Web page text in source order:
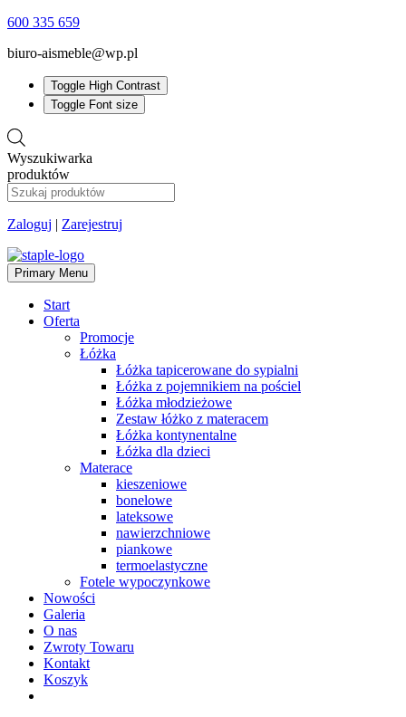
600 335 659
biuro-aismeble@wp.pl
Toggle High Contrast
Toggle Font size
Wyszukiwarka
produktów
Zaloguj | Zarejestruj
Primary Menu
Start
Oferta
Promocje
Łóżka
Łóżka tapicerowane do sypialni
Łóżka z pojemnikiem na pościel
Łóżka młodzieżowe
Zestaw łóżko z materacem
Łóżka kontynentalne
Łóżka dla dzieci
Materace
kieszeniowe
bonelowe
lateksowe
nawierzchniowe
piankowe
termoelastyczne
Fotele wypoczynkowe
Nowości
Galeria
O nas
Zwroty Towaru
Kontakt
Koszyk